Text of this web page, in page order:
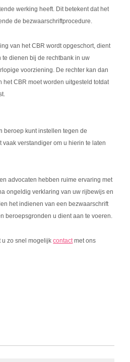
werking heeft. Dit betekent dat het
de bezwaarschriftprocedure.
van het CBR wordt opgeschort, dient
te dienen bij de rechtbank in uw
voorziening. De rechter kan dan
het CBR moet worden uitgesteld totdat
beroep kunt instellen tegen de
vaak verstandiger om u hierin te laten
advocaten hebben ruime ervaring met
ongeldig verklaring van uw rijbewijs en
het indienen van een bezwaarschrift
beroepsgronden u dient aan te voeren.
u zo snel mogelijkcontactmet ons